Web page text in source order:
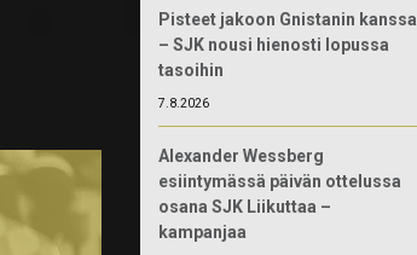
Pisteet jakoon Gnistanin kanssa
– SJK nousi hienosti lopussa
tasoihin
7.8.2026
Alexander Wessberg
esiintymässä päivän ottelussa
osana SJK Liikuttaa –
kampanjaa